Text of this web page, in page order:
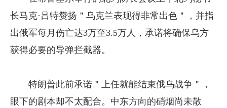
长马克·吕特赞扬＂乌克兰表现得非常出色＂，并指
出俄军每月伤亡达3万至3.5万人，承诺将确保乌方
获得必要的导弹拦截器。
特朗普此前承诺＂上任就能结束俄乌战争＂，
眼下的剧本却不太配合。中东方向的硝烟尚未散